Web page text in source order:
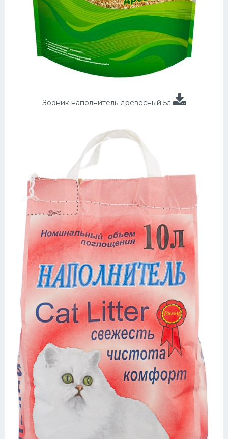
Зооник наполнитель древесный 5л